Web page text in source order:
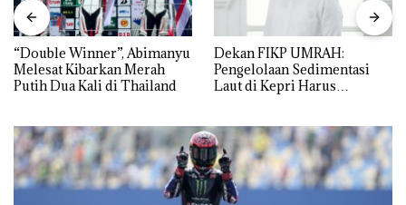
“Double Winner”, Abimanyu
Melesat Kibarkan Merah
Putih Dua Kali di Thailand
Dekan FIKP UMRAH:
Pengelolaan Sedimentasi
Laut di Kepri Harus
dengan Konservasi